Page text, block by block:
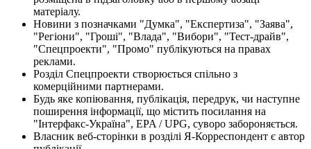
матеріалу.
Новини з позначками "Думка", "Експертиза", "Заява",
"Регіони", "Гроші", "Влада", "Вибори", "Тест-драйв",
"Спецпроекти", "Промо" публікуються на правах
реклами.
Розділ Спецпроекти створюється спільно з
комерційними партнерами.
Будь яке копіювання, публікація, передрук, чи наступне
поширення інформації, що містить посилання на
"Інтерфакс-Україна", EPA / UPG, суворо забороняється.
Власник веб-сторінки в розділі Я-Корреспондент є автор